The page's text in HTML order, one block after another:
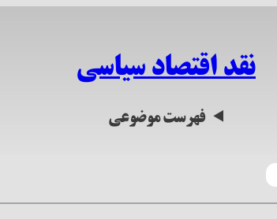
نقد اقتصاد سیاسی
فهرست موضوعی